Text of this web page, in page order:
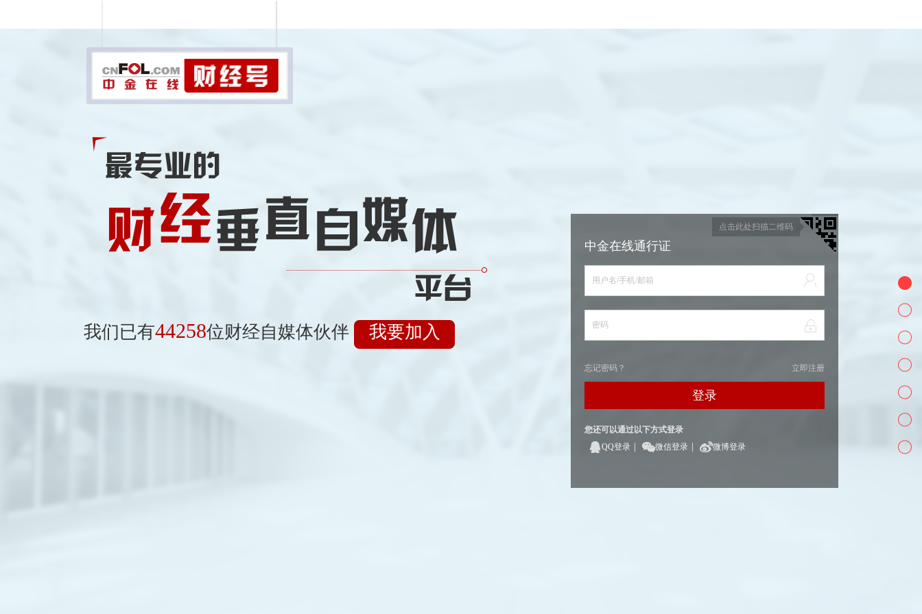
我们已有44258位财经自媒体伙伴 我要加入
点击此处扫描二维码
中金在线通行证
用户名/手机/邮箱
密码
立即注册
忘记密码？
登录
您还可以通过以下方式登录
QQ登录
微信登录 微博登录